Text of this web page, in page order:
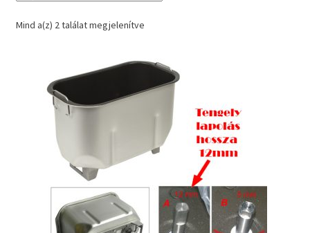
GYIK
Kapcsolat
Kenyérsütő alkatrészek modellszám alapján
Kenyérsütő használati utasítások
Mind a(z) 2 találat megjelenítve